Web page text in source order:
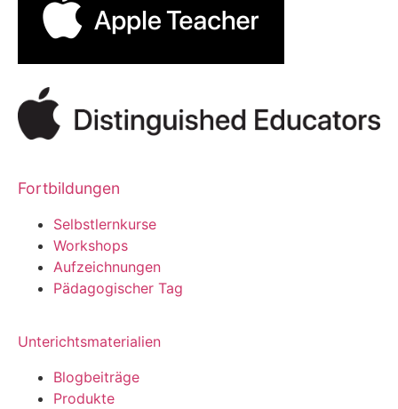
Fortbildungen
Selbstlernkurse
Workshops
Aufzeichnungen
Pädagogischer Tag
Unterichtsmaterialien
Blogbeiträge
Produkte